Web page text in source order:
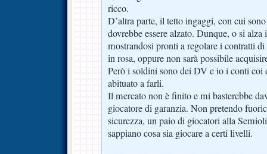
ricco.
D’altra parte, il tetto ingaggi, con cui
dovrebbe essere alzato. Dunque, o si
mostrandosi pronti a regolare i contratti
in rosa, oppure non sarà possibile
Però i soldini sono dei DV e io i conti coi
abituato a farli.
Il mercato non è finito e mi basterebbe
giocatore di garanzia. Non pretendo
sicurezza, un paio di giocatori alla
sappiano cosa sia giocare a certi livelli.